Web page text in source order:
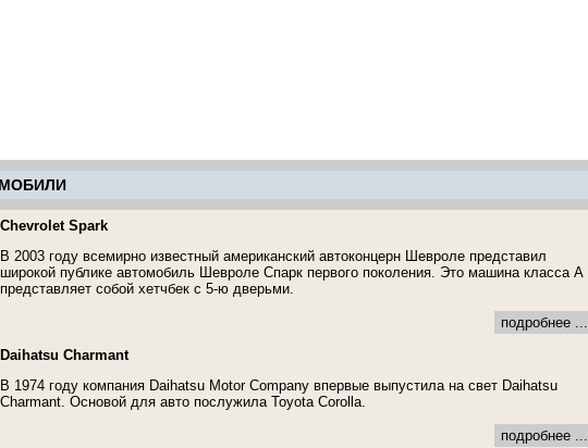
Chevrolet Spark
В 2003 году всемирно известный американский автоконцерн Шевроле представил
широкой публике автомобиль Шевроле Спарк первого поколения. Это машина класса А
представляет собой хетчбек с 5-ю дверьми.
подробнее ...
Daihatsu Charmant
В 1974 году компания Daihatsu Motor Company впервые выпустила на свет Daihatsu
Charmant. Основой для авто послужила Toyota Corolla.
подробнее ...